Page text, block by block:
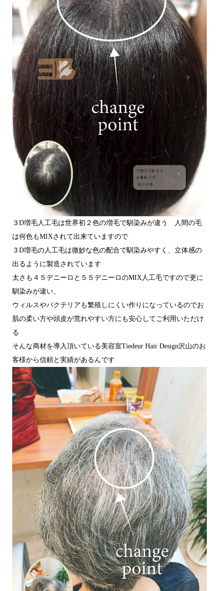
３D増毛人工毛は世界初２色の増毛で馴染みが違う 人間の毛
は何色もMIXされて出来ていますので
３D増毛の人工毛は微妙な色の配合で馴染みやすく、立体感の
出るように製造されています
太さも４５デニーロと５５デニーロのMIX人工毛ですので更に
馴染みが違い、
ウィルスやバクテリアも繁殖しにくい作りになっているのでお
肌の柔い方や頭皮が荒れやすい方にも安心してご利用いただけ
る
そんな商材を導入頂いている美容室Tiedeur Hair Design沢山のお
客様から信頼と実績があるんです